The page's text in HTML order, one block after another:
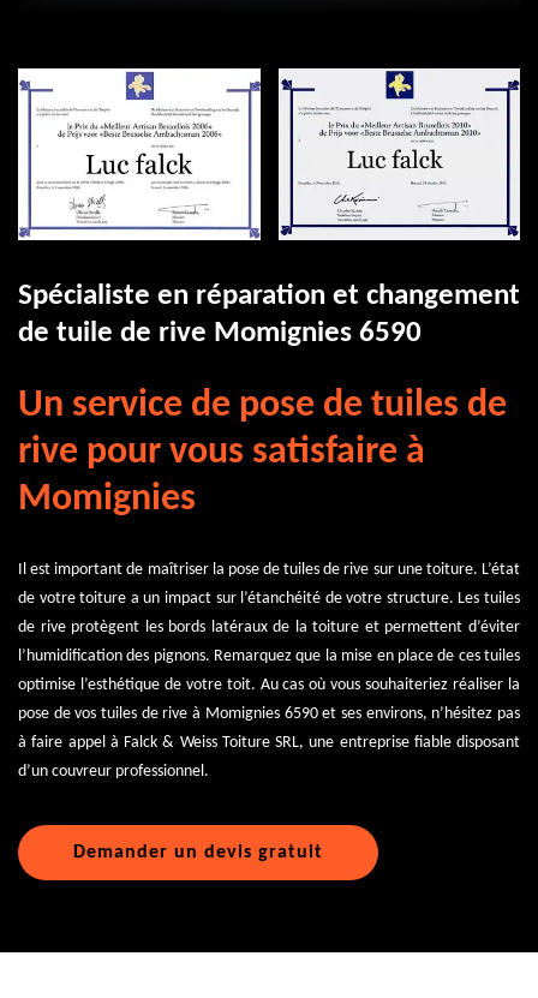
Spécialiste en réparation et changement
de tuile de rive Momignies 6590
Un service de pose de tuiles de
rive pour vous satisfaire à
Momignies
Il est important de maîtriser la pose de tuiles de rive sur une toiture. L’état
de votre toiture a un impact sur l’étanchéité de votre structure. Les tuiles
de rive protègent les bords latéraux de la toiture et permettent d’éviter
l’humidification des pignons. Remarquez que la mise en place de ces tuiles
optimise l’esthétique de votre toit. Au cas où vous souhaiteriez réaliser la
pose de vos tuiles de rive à Momignies 6590 et ses environs, n’hésitez pas
à faire appel à Falck & Weiss Toiture SRL, une entreprise fiable disposant
d’un couvreur professionnel.
Demander un devis gratuit